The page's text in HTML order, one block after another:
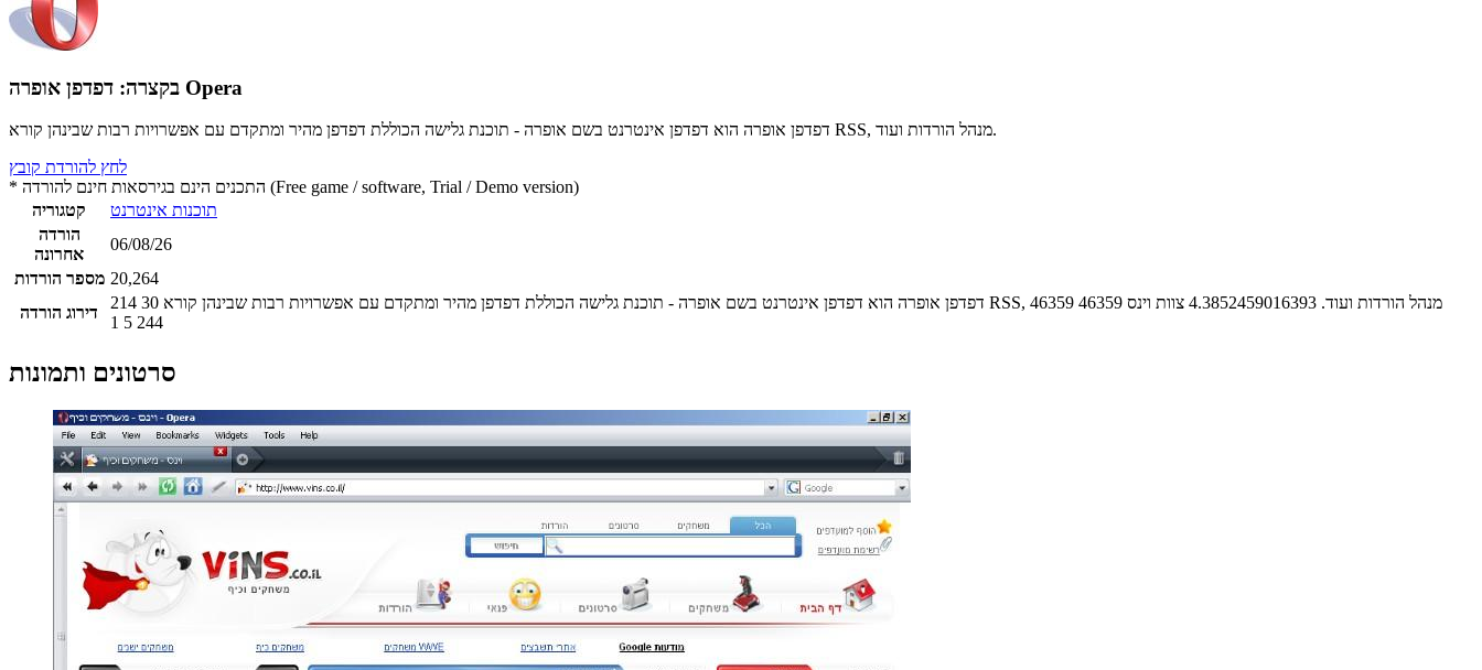
בקצרה: דפדפן אופרה Opera
דפדפן אופרה הוא דפדפן אינטרנט בשם אופרה - תוכנת גלישה הכוללת דפדפן מהיר ומתקדם עם אפשרויות רבות שבינהן קורא RSS, מנהל הורדות ועוד.
לחץ להורדת קובץ
* התכנים הינם בגירסאות חינם להורדה (Free game / software, Trial / Demo version)
קטגוריה
תוכנות אינטרנט
הורדה
אחרונה
06/08/26
מספר הורדות 20,264
דירוג הורדה
214 30 דפדפן אופרה הוא דפדפן אינטרנט בשם אופרה - תוכנת גלישה הכוללת דפדפן מהיר ומתקדם עם אפשרויות רבות שבינהן קורא RSS, מנהל הורדות ועוד. 4.3852459016393 צוות וינס 46359
46359
244
5
1
סרטונים ותמונות